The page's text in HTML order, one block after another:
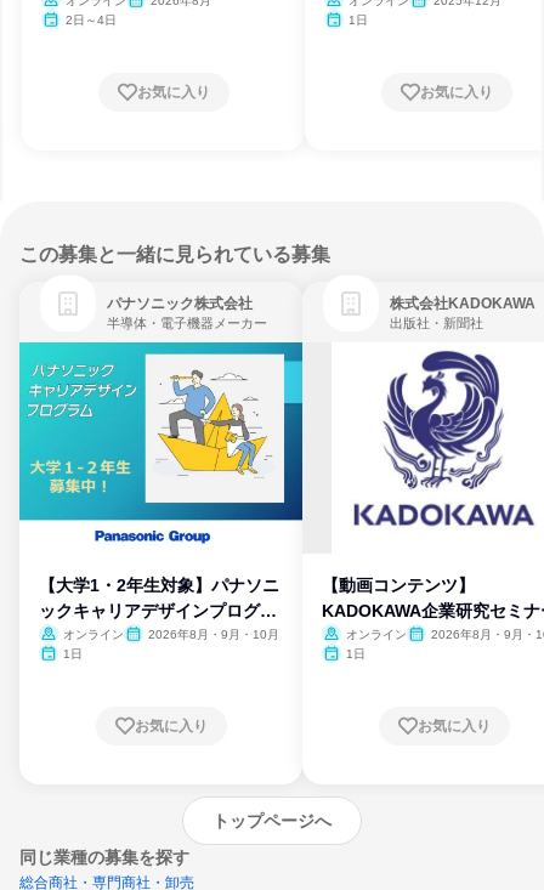
2日～4日
お気に入り
1日
お気に入り
この募集と一緒に見られている募集
パナソニック株式会社
半導体・電子機器メーカー
【大学1・2年生対象】パナソニ
ックキャリアデザインプログラ
ム
オンライン
2026年8月・9月・10月
1日
お気に入り
株式会社KADOKAWA
出版社・新聞社
【動画コンテンツ】
KADOKAWA企業研究セミナ
オンライン
2026年8月・9月・
1日
お気に入り
トップページへ
同じ業種の募集を探す
総合商社・専門商社・卸売